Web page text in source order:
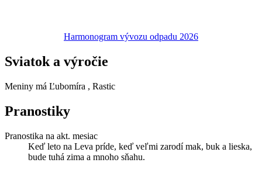
Harmonogram vývozu odpadu 2026
Sviatok a výročie
Meniny má Ľubomíra , Rastic
Pranostiky
Pranostika na akt. mesiac
Keď leto na Leva príde, keď veľmi zarodí mak, buk a lieska,
bude tuhá zima a mnoho sňahu.